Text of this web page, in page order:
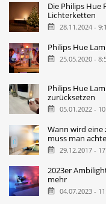
Die Philips Hue
Lichterketten
28.11.2024 -
Philips Hue
25.05.2020 -
Philips Hue
zurücksetzen
05.01.2022 -
Wann wird
muss man
29.12.2017 -
2023er
mehr
04.07.2023 -